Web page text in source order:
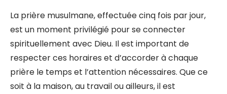
La prière musulmane, effectuée cinq fois par jour,
est un moment privilégié pour se connecter
spirituellement avec Dieu. Il est important de
respecter ces horaires et d’accorder à chaque
prière le temps et l’attention nécessaires. Que ce
soit à la maison, au travail ou ailleurs, il est